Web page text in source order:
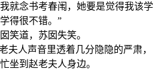
就念书考春闱，她要是觉得我该学
得很不错。”
笑道，苏囡失笑。
夫人声音里透着几分隐隐的严肃，
坐到赵老夫人身边。